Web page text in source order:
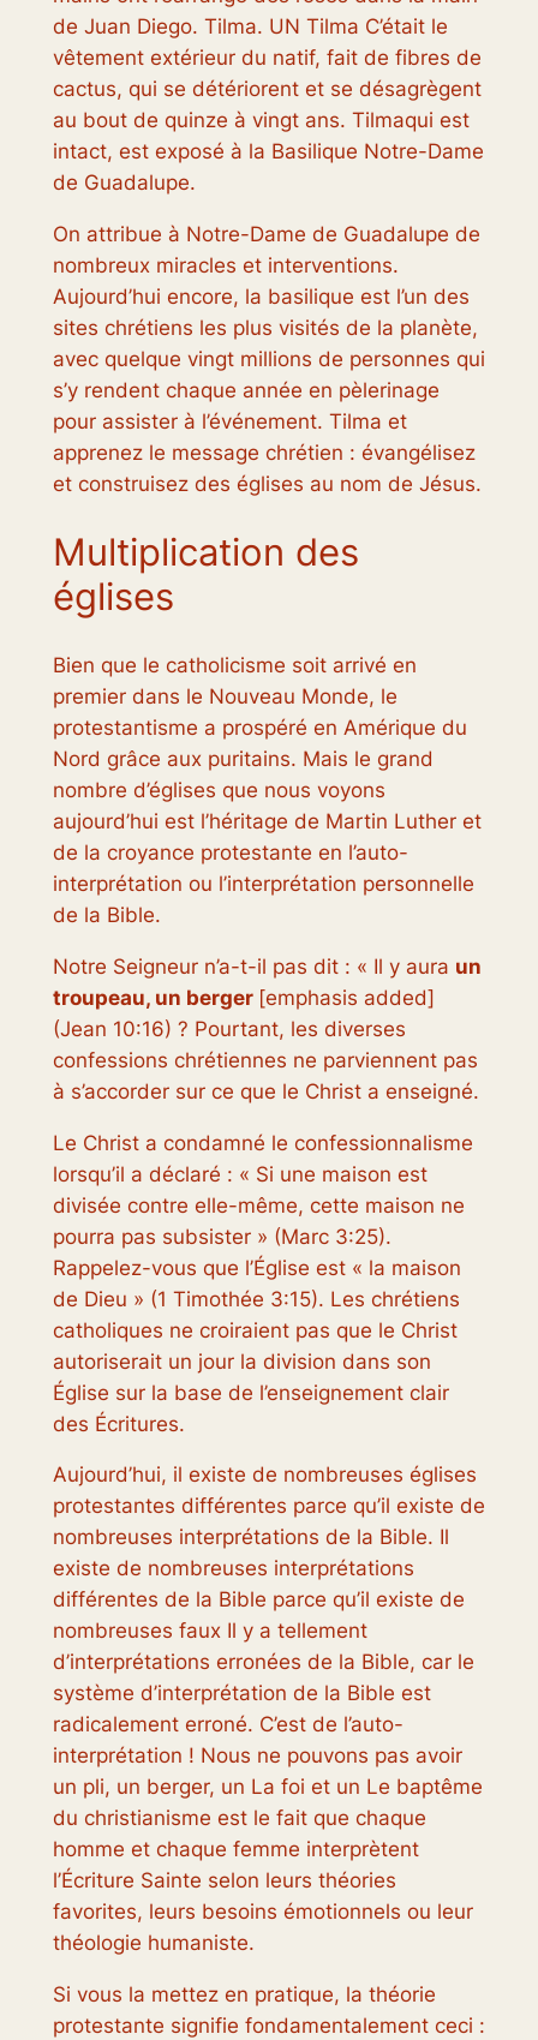
de Juan Diego. Tilma. UN Tilma C’était le
vêtement extérieur du natif, fait de fibres de
cactus, qui se détériorent et se désagrègent
au bout de quinze à vingt ans. Tilmaqui est
intact, est exposé à la Basilique Notre-Dame
de Guadalupe.
On attribue à Notre-Dame de Guadalupe de
nombreux miracles et interventions.
Aujourd’hui encore, la basilique est l’un des
sites chrétiens les plus visités de la planète,
avec quelque vingt millions de personnes qui
s’y rendent chaque année en pèlerinage
pour assister à l’événement. Tilma et
apprenez le message chrétien : évangélisez
et construisez des églises au nom de Jésus.
Multiplication des
églises
Bien que le catholicisme soit arrivé en
premier dans le Nouveau Monde, le
protestantisme a prospéré en Amérique du
Nord grâce aux puritains. Mais le grand
nombre d’églises que nous voyons
aujourd’hui est l’héritage de Martin Luther et
de la croyance protestante en l’auto-
interprétation ou l’interprétation personnelle
de la Bible.
Notre Seigneur n’a-t-il pas dit : « Il y aura un
troupeau, un berger [emphasis added]
(Jean 10:16) ? Pourtant, les diverses
confessions chrétiennes ne parviennent pas
à s’accorder sur ce que le Christ a enseigné.
Le Christ a condamné le confessionnalisme
lorsqu’il a déclaré : « Si une maison est
divisée contre elle-même, cette maison ne
pourra pas subsister » (Marc 3:25).
Rappelez-vous que l’Église est « la maison
de Dieu » (1 Timothée 3:15). Les chrétiens
catholiques ne croiraient pas que le Christ
autoriserait un jour la division dans son
Église sur la base de l’enseignement clair
des Écritures.
Aujourd’hui, il existe de nombreuses églises
protestantes différentes parce qu’il existe de
nombreuses interprétations de la Bible. Il
existe de nombreuses interprétations
différentes de la Bible parce qu’il existe de
nombreuses faux Il y a tellement
d’interprétations erronées de la Bible, car le
système d’interprétation de la Bible est
radicalement erroné. C’est de l’auto-
interprétation ! Nous ne pouvons pas avoir
un pli, un berger, un La foi et un Le baptême
du christianisme est le fait que chaque
homme et chaque femme interprètent
l’Écriture Sainte selon leurs théories
favorites, leurs besoins émotionnels ou leur
théologie humaniste.
Si vous la mettez en pratique, la théorie
protestante signifie fondamentalement ceci :